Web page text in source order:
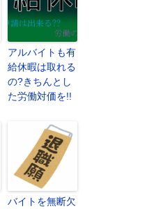
アルバイトも有
給休暇は取れる
の?きちんとし
た労働対価を!!
バイトを無断欠